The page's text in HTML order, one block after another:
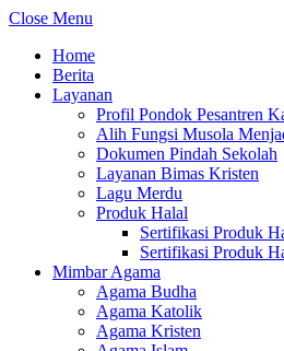
Close Menu
Home
Berita
Layanan
Profil Pondok Pesantren
Alih Fungsi Musola
Dokumen Pindah Sekolah
Layanan Bimas Kristen
Lagu Merdu
Produk Halal
Sertifikasi Produk
Sertifikasi Produk
Mimbar Agama
Agama Budha
Agama Katolik
Agama Kristen